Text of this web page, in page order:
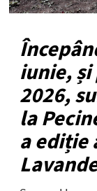
iunie, și
2026,
la
a ediție